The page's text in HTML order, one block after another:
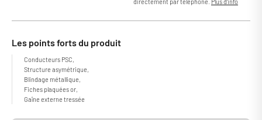
directement par téléphone. Plus d'info
Les points forts du produit
Conducteurs PSC,
Structure asymétrique,
Blindage métallique,
Fiches plaquées or,
Gaîne externe tressée